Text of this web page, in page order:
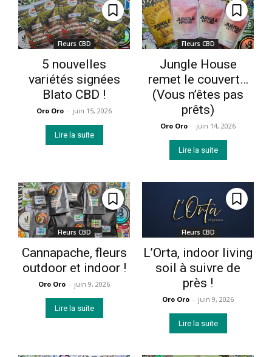
Fleurs CBD
5 nouvelles
variétés signées
Blato CBD !
Oro Oro - juin 15, 2026
Lire la suite
Fleurs CBD
Jungle House
remet le couvert…
(Vous n’êtes pas
prêts)
Oro Oro - juin 14, 2026
Lire la suite
Fleurs CBD
Cannapache, fleurs
outdoor et indoor !
Oro Oro - juin 9, 2026
Lire la suite
Fleurs CBD
L’Orta, indoor living
soil à suivre de
près !
Oro Oro - juin 9, 2026
Lire la suite